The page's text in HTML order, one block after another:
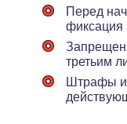
Перед
фиксация
третьим
Штрафы и